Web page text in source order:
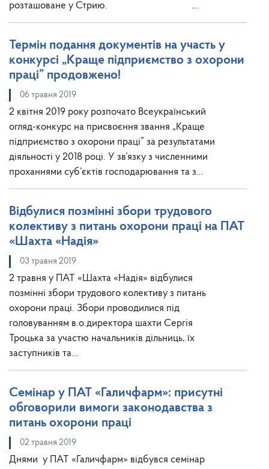
розташоване у Стрию. …
Термін подання документів на участь у
конкурсі „Краще підприємство з охорони
праці” продовжено!
06 травня 2019
2 квітня 2019 року розпочато Всеукраїнський
огляд-конкурс на присвоєння звання „Краще
підприємство з охорони праці” за результатами
діяльності у 2018 році. У зв’язку з численними
проханнями суб’єктів господарювання та з…
Відбулися позмінні збори трудового
колективу з питань охорони праці на ПАТ
«Шахта «Надія»
03 травня 2019
2 травня у ПАТ «Шахта «Надія» відбулися
позмінні збори трудового колективу з питань
охорони праці. Збори проводилися під
головуванням в.о.директора шахти Сергія
Троцька за участю начальників дільниць, їх
заступників та…
Семінар у ПАТ «Галичфарм»: присутні
обговорили вимоги законодавства з
питань охорони праці
02 травня 2019
Днями у ПАТ «Галичфарм» відбувся семінар